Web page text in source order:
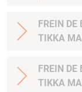
FREIN
FREIN